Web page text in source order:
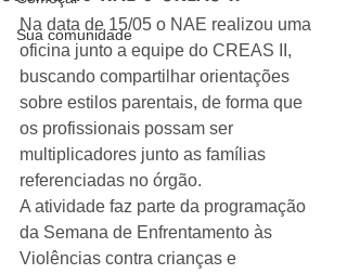
Sua comunidade
Na data de 15/05 o NAE realizou uma
oficina junto a equipe do CREAS II,
buscando compartilhar orientações
sobre estilos parentais, de forma que
os profissionais possam ser
multiplicadores junto as famílias
referenciadas no órgão.
A atividade faz parte da programação
da Semana de Enfrentamento às
Violências contra crianças e